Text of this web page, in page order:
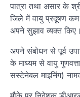
पात्रा तथा असार के
जिले में वायु प्रदूषण
अपने सुझाव व्यक्त किए।
अपने संबोधन से पूर्व
के माध्यम से वायु
सस्टेनेबल माइनिंग)